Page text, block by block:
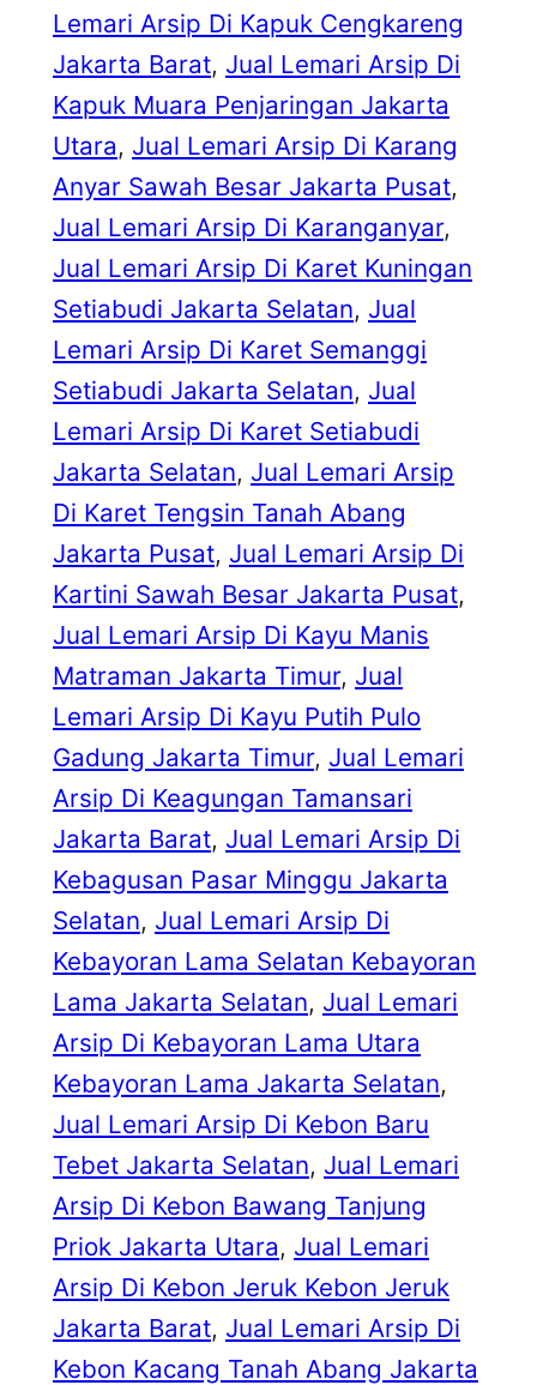
Lemari Arsip Di Kapuk Cengkareng
Jakarta Barat, Jual Lemari Arsip Di
Kapuk Muara Penjaringan Jakarta
Utara, Jual Lemari Arsip Di Karang
Anyar Sawah Besar Jakarta Pusat
Jual Lemari Arsip Di Karanganyar
Jual Lemari Arsip Di Karet Kuningan
Setiabudi Jakarta Selatan, Jual
Lemari Arsip Di Karet Semanggi
Setiabudi Jakarta Selatan, Jual
Lemari Arsip Di Karet Setiabudi
Jakarta Selatan, Jual Lemari Arsip
Di Karet Tengsin Tanah Abang
Jakarta Pusat, Jual Lemari Arsip Di
Kartini Sawah Besar Jakarta Pusat
Jual Lemari Arsip Di Kayu Manis
Matraman Jakarta Timur, Jual
Lemari Arsip Di Kayu Putih Pulo
Gadung Jakarta Timur, Jual Lemari
Arsip Di Keagungan Tamansari
Jakarta Barat, Jual Lemari Arsip Di
Kebagusan Pasar Minggu Jakarta
Selatan, Jual Lemari Arsip Di
Kebayoran Lama Selatan Kebayoran
Lama Jakarta Selatan, Jual Lemari
Arsip Di Kebayoran Lama Utara
Kebayoran Lama Jakarta Selatan
Jual Lemari Arsip Di Kebon Baru
Tebet Jakarta Selatan, Jual Lemari
Arsip Di Kebon Bawang Tanjung
Priok Jakarta Utara, Jual Lemari
Arsip Di Kebon Jeruk Kebon Jeruk
Jakarta Barat, Jual Lemari Arsip Di
Kebon Kacang Tanah Abang Jakarta